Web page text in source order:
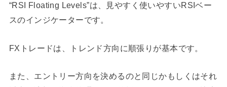
“RSI Floating Levels”は、見やすく使いやすいRSIベー
スのインジケーターです。
FXトレードは、トレンド方向に順張りが基本です。
また、エントリー方向を決めるのと同じかもしくはそれ